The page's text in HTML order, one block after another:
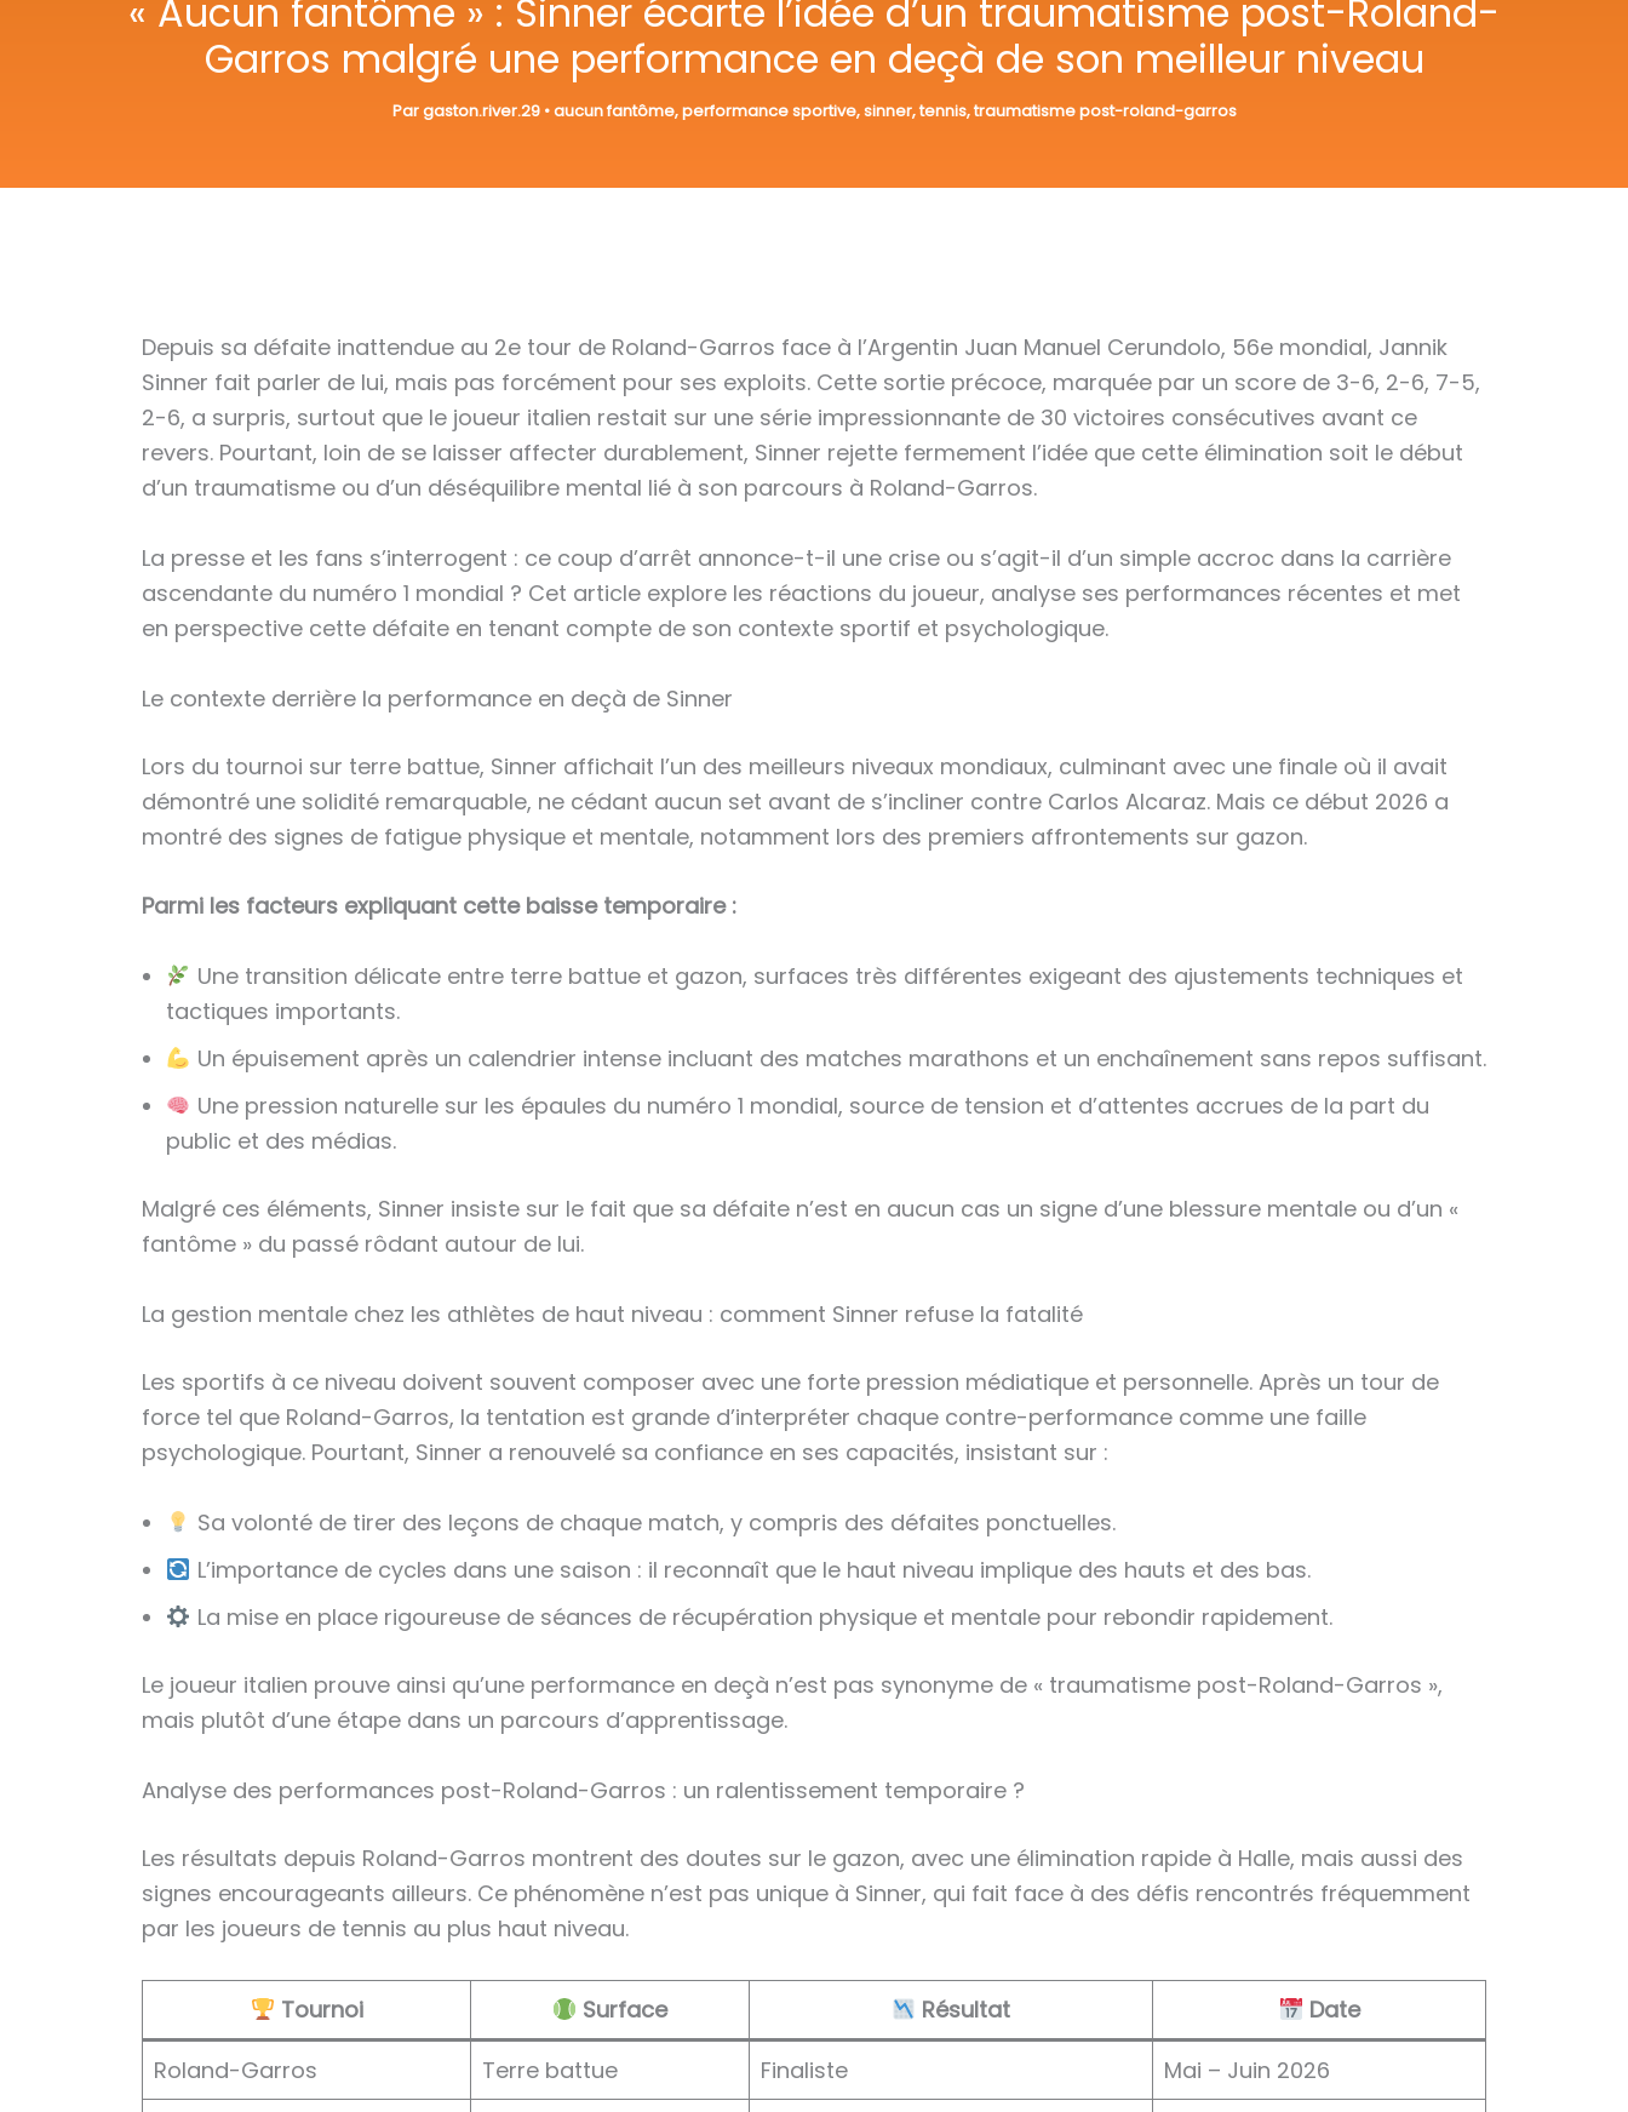
« Aucun fantôme » : Sinner écarte l’idée d’un traumatisme post-Roland-
Garros malgré une performance en deçà de son meilleur niveau
Pargaston.river.29 •aucun fantôme,performance sportive,sinner,tennis,traumatisme post-roland-garros
Depuis sa défaite inattendue au 2e tour de Roland-Garros face à l’Argentin Juan Manuel Cerundolo, 56e mondial, Jannik
Sinner fait parler de lui, mais pas forcément pour ses exploits. Cette sortie précoce, marquée par un score de 3-6, 2-6, 7-5,
2-6, a surpris, surtout que le joueur italien restait sur une série impressionnante de 30 victoires consécutives avant ce
revers. Pourtant, loin de se laisser affecter durablement, Sinner rejette fermement l’idée que cette élimination soit le début
d’un traumatisme ou d’un déséquilibre mental lié à son parcours à Roland-Garros.
La presse et les fans s’interrogent : ce coup d’arrêt annonce-t-il une crise ou s’agit-il d’un simple accroc dans la carrière
ascendante du numéro 1 mondial ? Cet article explore les réactions du joueur, analyse ses performances récentes et met
en perspective cette défaite en tenant compte de son contexte sportif et psychologique.
Le contexte derrière la performance en deçà de Sinner
Lors du tournoi sur terre battue, Sinner affichait l’un des meilleurs niveaux mondiaux, culminant avec une finale où il avait
démontré une solidité remarquable, ne cédant aucun set avant de s’incliner contre Carlos Alcaraz. Mais ce début 2026 a
montré des signes de fatigue physique et mentale, notamment lors des premiers affrontements sur gazon.
Parmi les facteurs expliquant cette baisse temporaire :
Une transition délicate entre terre battue et gazon, surfaces très différentes exigeant des ajustements techniques et
tactiques importants.
Un épuisement après un calendrier intense incluant des matches marathons et un enchaînement sans repos suffisant.
Une pression naturelle sur les épaules du numéro 1 mondial, source de tension et d’attentes accrues de la part du
public et des médias.
Malgré ces éléments, Sinner insiste sur le fait que sa défaite n’est en aucun cas un signe d’une blessure mentale ou d’un «
fantôme » du passé rôdant autour de lui.
La gestion mentale chez les athlètes de haut niveau : comment Sinner refuse la fatalité
Les sportifs à ce niveau doivent souvent composer avec une forte pression médiatique et personnelle. Après un tour de
force tel que Roland-Garros, la tentation est grande d’interpréter chaque contre-performance comme une faille
psychologique. Pourtant, Sinner a renouvelé sa confiance en ses capacités, insistant sur :
Sa volonté de tirer des leçons de chaque match, y compris des défaites ponctuelles.
L’importance de cycles dans une saison : il reconnaît que le haut niveau implique des hauts et des bas.
La mise en place rigoureuse de séances de récupération physique et mentale pour rebondir rapidement.
Le joueur italien prouve ainsi qu’une performance en deçà n’est pas synonyme de « traumatisme post-Roland-Garros »,
mais plutôt d’une étape dans un parcours d’apprentissage.
Analyse des performances post-Roland-Garros : un ralentissement temporaire ?
Les résultats depuis Roland-Garros montrent des doutes sur le gazon, avec une élimination rapide à Halle, mais aussi des
signes encourageants ailleurs. Ce phénomène n’est pas unique à Sinner, qui fait face à des défis rencontrés fréquemment
par les joueurs de tennis au plus haut niveau.
Tournoi Surface Résultat
Date
Roland-Garros
Terre battue Finaliste
Mai – Juin 2026